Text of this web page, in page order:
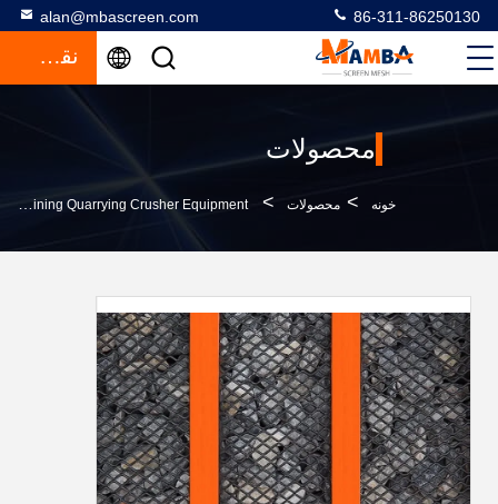
alan@mbascreen.com 86-311-86250130
نقل قول
محصولات
خونه > محصولات >
High Carbon Steel Woven Wire Screen Mesh For Mining Quarrying Crusher Equipment